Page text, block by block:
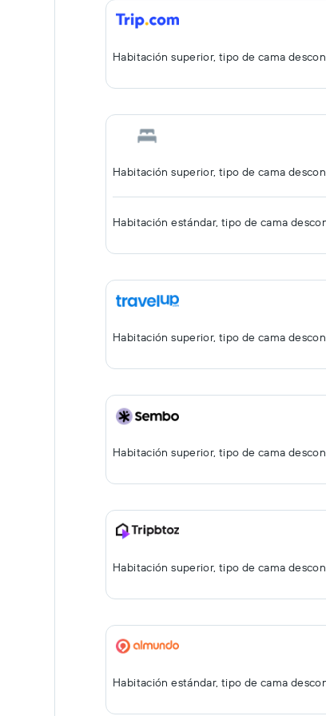
Habitación superior, tipo de cama
Habitación superior, tipo de cama
Habitación estándar, tipo de cama
Habitación superior, tipo de cama
Habitación superior, tipo de cama
Habitación superior, tipo de cama
Habitación estándar, tipo de cama